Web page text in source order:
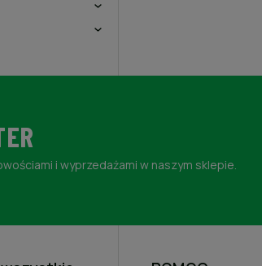
i wyprzedażami w naszym sklepie.